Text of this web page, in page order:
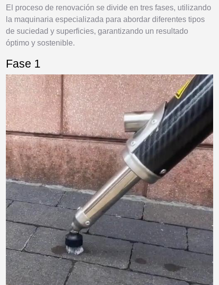
El proceso de renovación se divide en tres fases, utilizando
la maquinaria especializada para abordar diferentes tipos
de suciedad y superficies, garantizando un resultado
óptimo y sostenible.
Fase 1